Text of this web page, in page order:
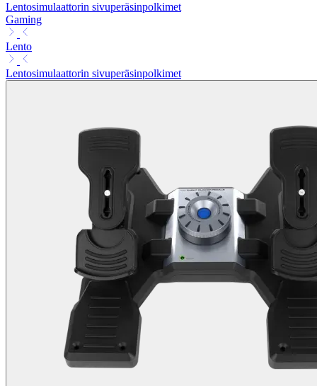
Lentosimulaattorin sivuperäsinpolkimet
Gaming
Lento
Lentosimulaattorin sivuperäsinpolkimet